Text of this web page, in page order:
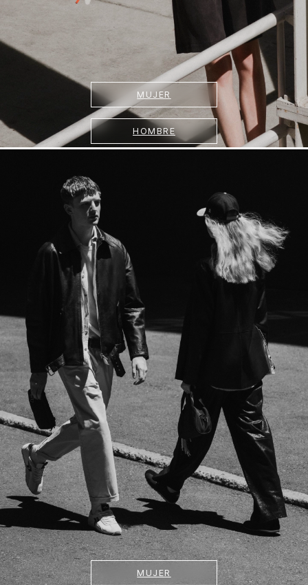
MUJER
HOMBRE
MUJER